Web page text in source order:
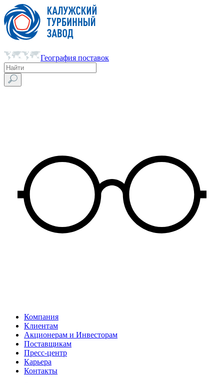
География поставок
Компания
Клиентам
Акционерам и Инвесторам
Поставщикам
Пресс-центр
Карьера
Контакты